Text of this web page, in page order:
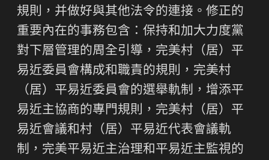
規則，并做好與其他法令的連接。修正的
重要內在的事務包含：保持和加大力度黨
對下層管理的周全引導，完美村（居）平
易近委員會構成和職責的規則，完美村
（居）平易近委員會的選舉軌制，增添平
易近主協商的專門規則，完美村（居）平
易近會議和村（居）平易近代表會議軌
制，完美平易近主治理和平易近主監視的